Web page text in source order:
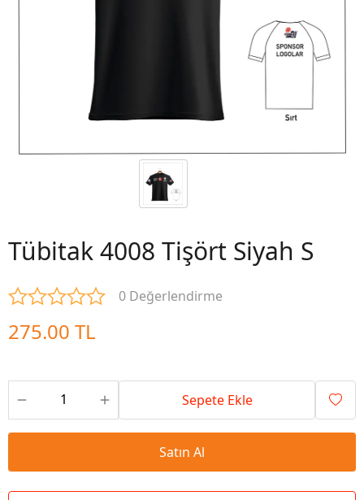
Tübitak 4008 Tişört Siyah S
0 Değerlendirme
275.00 TL
Sepete Ekle
Satın Al